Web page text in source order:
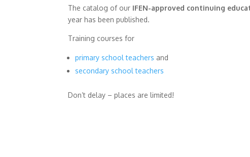
The catalog of our IFEN-approved continuing
year has been published.
Training courses for
primary school teachers and
secondary school teachers
Don’t delay – places are limited!